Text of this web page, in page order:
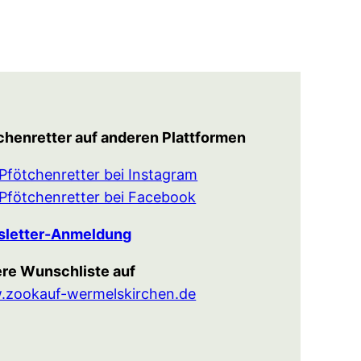
auf anderen Plattformen
Pfötchenretter bei Instagram
Pfötchenretter bei Facebook
Anmeldung
Wunschliste auf
wermelskirchen.de